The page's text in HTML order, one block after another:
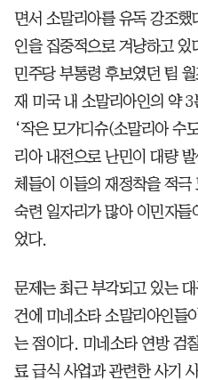
면서 소말리아를 유독 강조
인을 집중적으로 겨냥하고 있
민주당 부통령 후보였던 팀
재 미국 내 소말리아인의 약
‘작은 모가디슈(소말리아 수
리아 내전으로 난민이 대량
체들이 이들의 재정착을 적극
숙련 일자리가 많아 이민자들
었다.
문제는 최근 부각되고 있는
건에 미네소타 소말리아인들
는 점이다. 미네소타 연방 검
료 급식 사업과 관련한 사기